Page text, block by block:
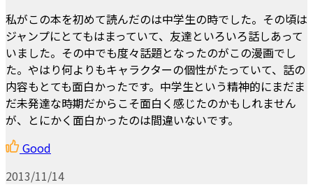
私がこの本を初めて読んだのは中学生の時でした。その頃は
ジャンプにとてもはまっていて、友達といろいろ話しあって
いました。その中でも度々話題となったのがこの漫画でし
た。やはり何よりもキャラクターの個性がたっていて、話の
内容もとても面白かったです。中学生という精神的にまだま
だ未発達な時期だからこそ面白く感じたのかもしれません
が、とにかく面白かったのは間違いないです。
Good
2013/11/14